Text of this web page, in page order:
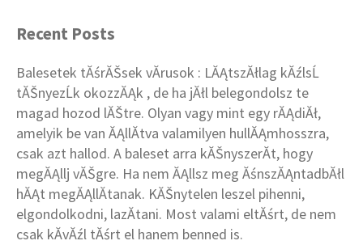
Recent Posts
Balesetek tĂśrĂŠsek vĂ­rusok : LĂĄtszĂłlag kĂźlsĹ
tĂŠnyezĹk okozzĂĄk , de ha jĂłl belegondolsz te
magad hozod lĂŠtre. Olyan vagy mint egy rĂĄdiĂł,
amelyik be van ĂĄllĂ­tva valamilyen hullĂĄmhosszra,
csak azt hallod. A baleset arra kĂŠnyszerĂ­t, hogy
megĂĄllj vĂŠgre. Ha nem ĂĄllsz meg ĂśnszĂĄntadbĂłl
hĂĄt megĂĄllĂ­tanak. KĂŠnytelen leszel pihenni,
elgondolkodni, lazĂ­tani. Most valami eltĂśrt, de nem
csak kĂ­vĂźl tĂśrt el hanem benned is.